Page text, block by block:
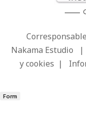
Nakama Estudio |
y cookies |
Form